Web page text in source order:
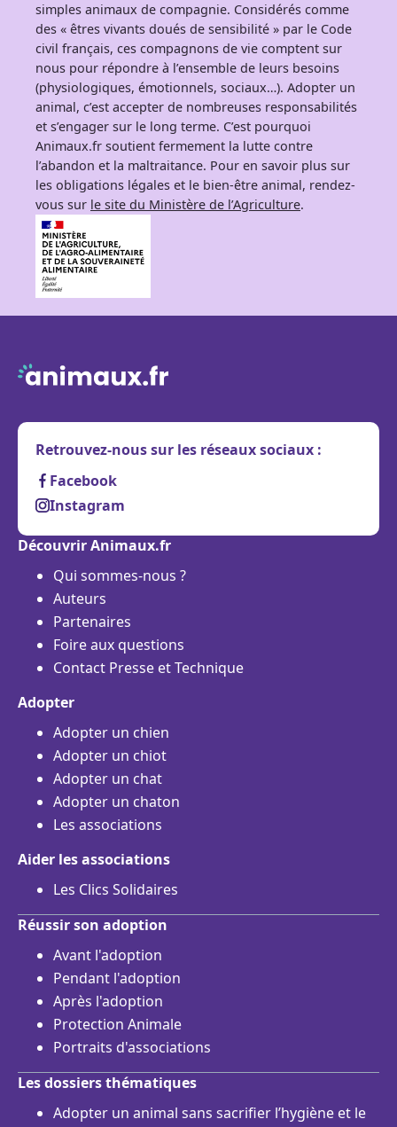
simples animaux de compagnie. Considérés comme
des « êtres vivants doués de sensibilité » par le Code
civil français, ces compagnons de vie comptent sur
nous pour répondre à l’ensemble de leurs besoins
(physiologiques, émotionnels, sociaux…). Adopter un
animal, c’est accepter de nombreuses responsabilités
et s’engager sur le long terme. C’est pourquoi
Animaux.fr soutient fermement la lutte contre
l’abandon et la maltraitance. Pour en savoir plus sur
les obligations légales et le bien-être animal, rendez-
vous sur le site du Ministère de l’Agriculture.
Retrouvez-nous sur les réseaux sociaux :
Facebook
Instagram
Découvrir Animaux.fr
Qui sommes-nous ?
Auteurs
Partenaires
Foire aux questions
Contact Presse et Technique
Adopter
Adopter un chien
Adopter un chiot
Adopter un chat
Adopter un chaton
Les associations
Aider les associations
Les Clics Solidaires
Réussir son adoption
Avant l'adoption
Pendant l'adoption
Après l'adoption
Protection Animale
Portraits d'associations
Les dossiers thématiques
Adopter un animal sans sacrifier l’hygiène et le